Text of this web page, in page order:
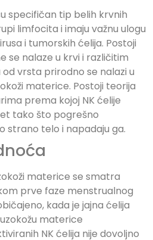
specifičan tip belih krvnih
limfocita i imaju važnu ulogu
i tumorskih ćelija. Postoji
se nalaze u krvi i različitim
vrsta prirodno se nalazi u
materice. Postoji teorija
prema kojoj NK ćelije
tako što pogrešno
strano telo i napadaju ga.
materice se smatra
prve faze menstrualnog
kada je jajna ćelija
materice
NK ćelija nije dovoljno